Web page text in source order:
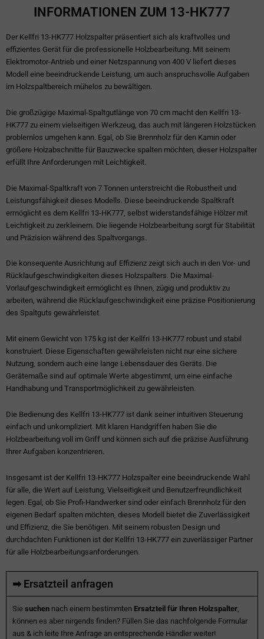
INFORMATIONEN ZUM 13-HK777
Der Kellfri 13-HK777 Holzspalter präsentiert sich als kraftvolles und
effizientes Gerät für die professionelle Holzbearbeitung. Mit seinem
Elektromotor-Antrieb und einer Netzspannung von 400 V liefert dieses
Modell eine beeindruckende Leistung, um auch anspruchsvolle Aufgaben
im Holzspaltbereich mühelos zu bewältigen.
Die großzügige Maximal-Spaltgutlänge von 70 cm macht den Kellfri 13-
HK777 zu einem vielseitigen Werkzeug, das auch mit längeren Holzstücken
problemlos umgehen kann. Egal, ob Sie Brennholz für den Kamin oder
größere Holzabschnitte für Bauzwecke spalten möchten, dieser Holzspalter
erfüllt Ihre Anforderungen mit Leichtigkeit.
Die Maximal-Spaltkraft von 7 Tonnen unterstreicht die Robustheit und
Leistungsfähigkeit dieses Modells. Diese beeindruckende Spaltkraft
ermöglicht es dem Kellfri 13-HK777, selbst widerstandsfähige Hölzer mit
Leichtigkeit zu zerkleinern. Die liegende Holzbearbeitung sorgt für Stabilität
und Präzision während des Spaltvorgangs.
Die konsequente Ausrichtung auf Effizienz zeigt sich auch in den Vor- und
Rücklaufgeschwindigkeiten dieses Holzspalters. Die Maximal-
Vorlaufgeschwindigkeit ermöglicht es Ihnen, zügig und produktiv zu
arbeiten, während die Rücklaufgeschwindigkeit eine präzise Positionierung
des Spaltguts gewährleistet.
Mit einem Gewicht von 175 kg ist der Kellfri 13-HK777 robust und stabil
konstruiert. Diese Eigenschaften gewährleisten nicht nur eine sichere
Nutzung, sondern auch eine lange Lebensdauer des Geräts. Die
Gerätemaße sind auf optimale Werte abgestimmt, um eine einfache
Handhabung und Transportmöglichkeit zu gewährleisten.
Die Bedienung des Kellfri 13-HK777 ist dank seiner intuitiven Steuerung
einfach und unkompliziert. Mit klaren Handgriffen haben Sie die
Holzbearbeitung voll im Griff und können sich auf die präzise Ausführung
Ihrer Aufgaben konzentrieren.
Insgesamt ist der Kellfri 13-HK777 Holzspalter eine beeindruckende Wahl
für alle, die Wert auf Leistung, Vielseitigkeit und Benutzerfreundlichkeit
legen. Egal, ob Sie Profi-Handwerker sind oder einfach Brennholz für den
eigenen Bedarf spalten möchten, dieses Modell bietet die Zuverlässigkeit
und Effizienz, die Sie benötigen. Mit seinem robusten Design und
durchdachten Funktionen ist der Kellfri 13-HK777 ein zuverlässiger Partner
für alle Holzbearbeitungsanforderungen.
➡ Ersatzteil anfragen
Sie suchen nach einem bestimmten Ersatzteil für Ihren Holzspalter,
können es aber nirgends finden? Füllen Sie das nachfolgende Formular
aus & ich leite Ihre Anfrage an entsprechende Händler weiter!